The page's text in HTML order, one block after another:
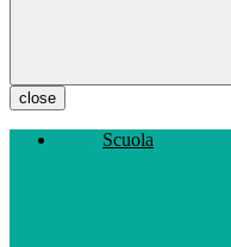
close
Scuola